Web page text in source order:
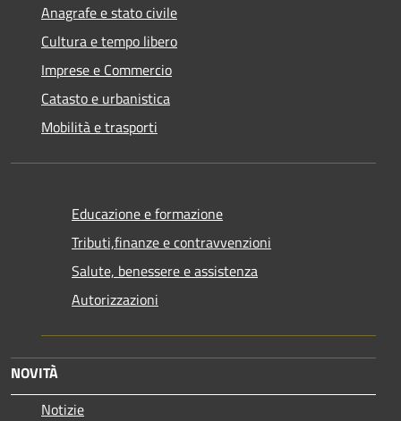
Anagrafe e stato civile
Cultura e tempo libero
Imprese e Commercio
Catasto e urbanistica
Mobilità e trasporti
Educazione e formazione
Tributi,finanze e contravvenzioni
Salute, benessere e assistenza
Autorizzazioni
NOVITÀ
Notizie